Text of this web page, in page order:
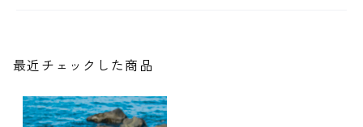
最近チェックした商品